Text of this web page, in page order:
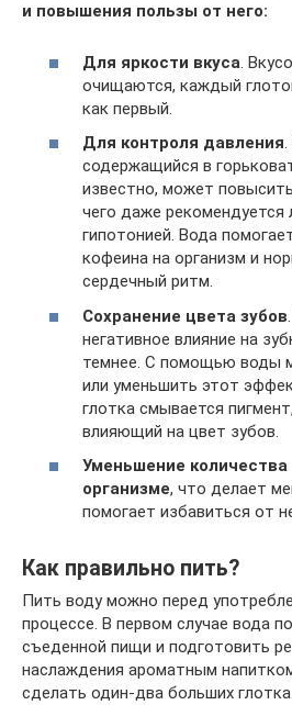
и повышения пользы от него:
Для яркости вкуса.
очищаются, каждый
как первый.
Для контроля давления.
содержащийся в
известно, может
чего даже
гипотонией. Вода
кофеина на организм и
сердечный ритм.
Сохранение цвета зубов
негативное влияние на
темнее. С помощью воды
или уменьшить этот
глотка смывается
влияющий на цвет зубов.
Уменьшение
организме, что делает
помогает избавиться от
Как правильно пить?
Пить воду можно перед
процессе. В первом случае вода
съеденной пищи и подготовить
наслаждения ароматным
сделать один-два больших